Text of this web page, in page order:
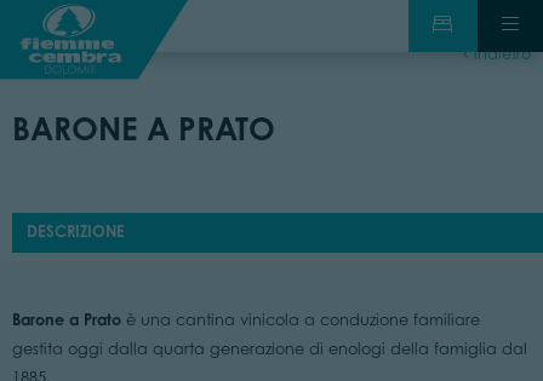
indietro
BARONE A PRATO
DESCRIZIONE
Barone a Pratoè una cantina vinicola a conduzione familiare
gestita oggi dalla quarta generazione di enologi della famiglia dal